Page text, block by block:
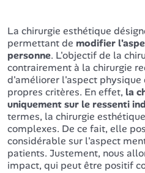
La chirurgie esthétique
permettant de modifier
personne. L'objectif de la
contrairement à la chirurgie
d'améliorer l'aspect physique
propres critères. En effet, la
uniquement sur le ressenti
termes, la chirurgie
complexes. De ce fait, elle
considérable sur l'aspect
patients. Justement, nous
impact, qui peut être positif